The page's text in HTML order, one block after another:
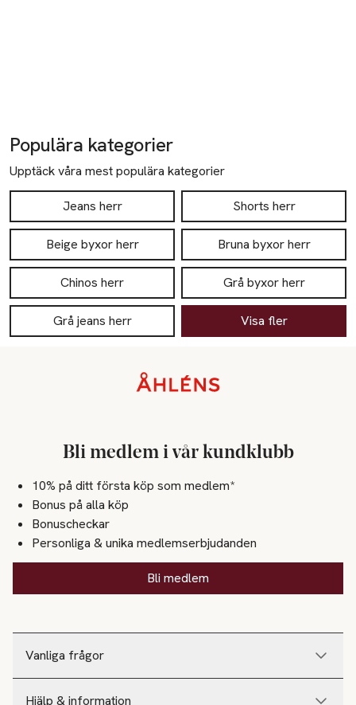
Populära kategorier
Upptäck våra mest populära kategorier
Jeans herr Shorts herr
Beige byxor herr Bruna byxor herr
Chinos herr Grå byxor herr
Grå jeans herr Visa fler
Vanliga frågor
Hjälp & information
Bli medlem i vår kundklubb
10% på ditt första köp som medlem*
Bonus på alla köp
Bonuscheckar
Personliga & unika medlemserbjudanden
Bli medlem